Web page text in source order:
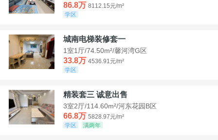
86.8万 8112.15元/m²
学区
城南电梯装修套一
1室1厅/74.50m²/馨河湾G区
33.8万 4536.91元/m²
学区
精装套三 诚意出售
3室2厅/114.60m²/河东花园B区
66.8万 5828.97元/m²
学区
满两年